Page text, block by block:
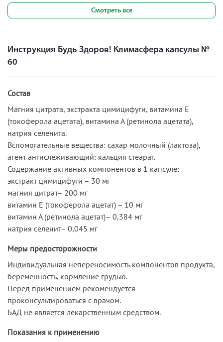
Смотреть все
Инструкция Будь Здоров! Климасфера капсулы №
60
Состав
Магния цитрата, экстракта цимицифуги, витамина Е
(токоферола ацетата), витамина А (ретинола ацетата),
натрия селенита.
Вспомогательные вещества: сахар молочный (лактоза),
агент антислеживающий: кальция стеарат.
Содержание активных компонентов в 1 капсуле:
экстракт цимицифуги – 30 мг
магния цитрат– 200 мг
витамин Е (токоферола ацетат) – 10 мг
витамин А (ретинола ацетат)– 0,384 мг
натрия селенит– 0,045 мг
Меры предосторожности
Индивидуальная непереносимость компонентов продукта,
беременность, кормление грудью.
Перед применением рекомендуется
проконсультироваться с врачом.
БАД не является лекарственным средством.
Показания к применению